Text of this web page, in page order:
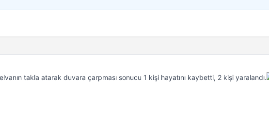
takla atarak duvara çarpması sonucu 1 kişi hayatını kaybetti, 2 kişi yaralandı.